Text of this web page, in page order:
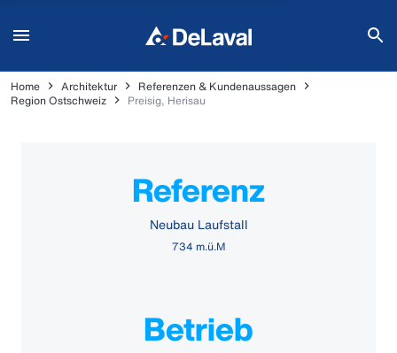
Home Architektur
Referenzen & Kundenaussagen
Region Ostschweiz
Preisig, Herisau
Referenz
Neubau Laufstall
734 m.ü.M
Betrieb